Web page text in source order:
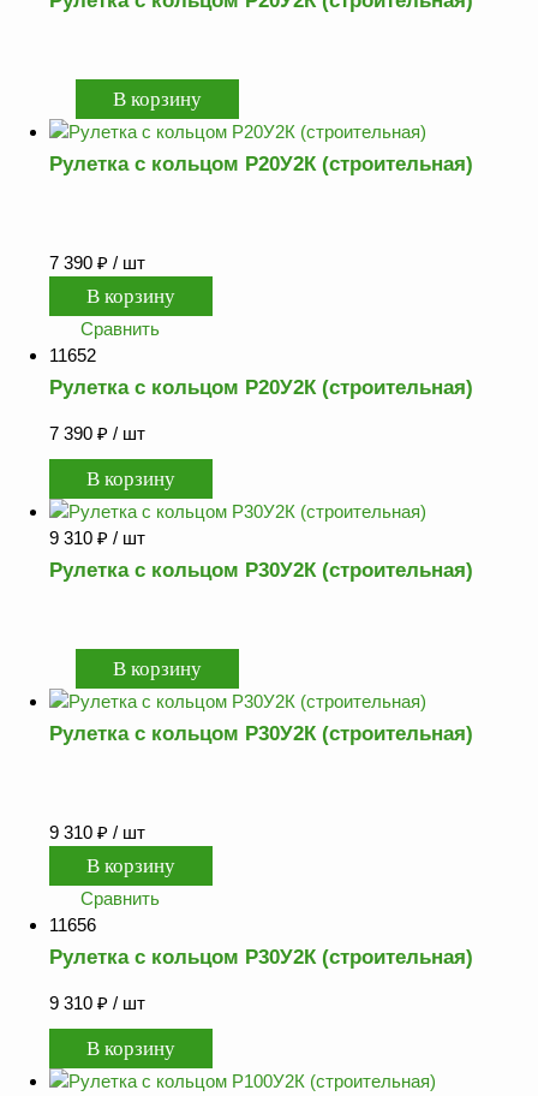
Рулетка с кольцом Р20У2К (строительная)
7 390 ₽ / шт
Сравнить
11652
Рулетка с кольцом Р20У2К (строительная)
7 390 ₽ / шт
9 310 ₽ / шт
Рулетка с кольцом Р30У2К (строительная)
Рулетка с кольцом Р30У2К (строительная)
9 310 ₽ / шт
Сравнить
11656
Рулетка с кольцом Р30У2К (строительная)
9 310 ₽ / шт